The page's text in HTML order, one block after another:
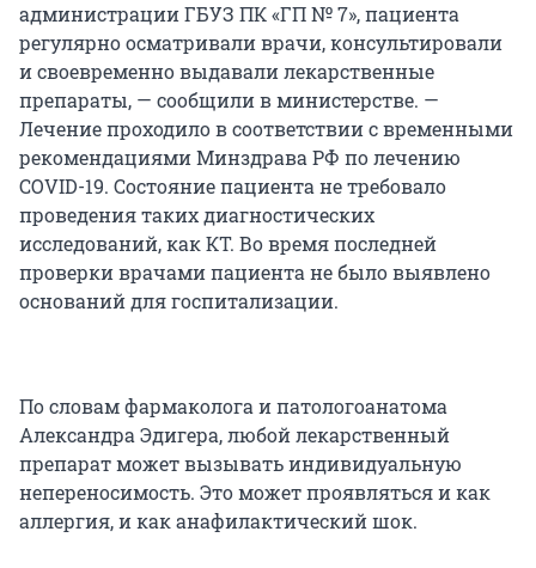
администрации ГБУЗ ПК «ГП № 7», пациента
регулярно осматривали врачи, консультировали
и своевременно выдавали лекарственные
препараты, — сообщили в министерстве. —
Лечение проходило в соответствии с временными
рекомендациями Минздрава РФ по лечению
COVID-19. Состояние пациента не требовало
проведения таких диагностических
исследований, как КТ. Во время последней
проверки врачами пациента не было выявлено
оснований для госпитализации.
По словам фармаколога и патологоанатома
Александра Эдигера, любой лекарственный
препарат может вызывать индивидуальную
непереносимость. Это может проявляться и как
аллергия, и как анафилактический шок.